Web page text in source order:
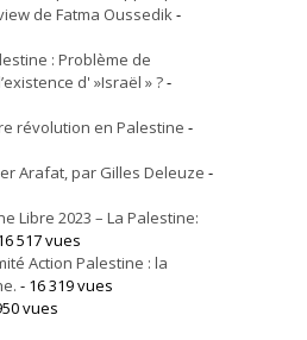
de Fatma Oussedik-
: Problème de
d' »Israël » ?-
révolution en Palestine -
Arafat, par Gilles Deleuze -
Libre 2023 – La Palestine:
517 vues
Action Palestine : la
- 16 319 vues
vues